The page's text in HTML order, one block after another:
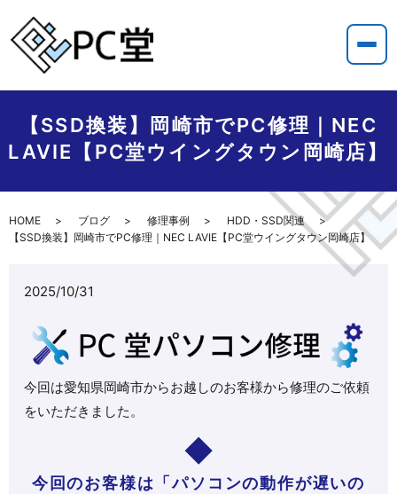
【SSD換装】岡崎市でPC修理｜NEC
LAVIE【PC堂ウイングタウン岡崎店】
HOME ブログ 修理事例
HDD・SSD関連
【SSD換装】岡崎市でPC修理｜NEC LAVIE【PC堂ウイングタウン岡崎店】
2025/10/31
今回は愛知県岡崎市からお越しのお客様から修理のご依頼
をいただきました。
今回のお客様は「パソコンの動作が遅いの